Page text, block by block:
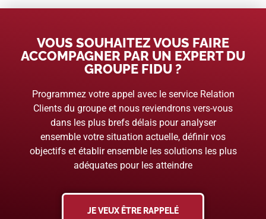
VOUS SOUHAITEZ VOUS FAIRE
ACCOMPAGNER PAR UN EXPERT DU
GROUPE FIDU ?
Programmez votre appel avec le service Relation
Clients du groupe et nous reviendrons vers-vous
dans les plus brefs délais pour analyser
ensemble votre situation actuelle, définir vos
objectifs et établir ensemble les solutions les plus
adéquates pour les atteindre
JE VEUX ÊTRE RAPPELÉ